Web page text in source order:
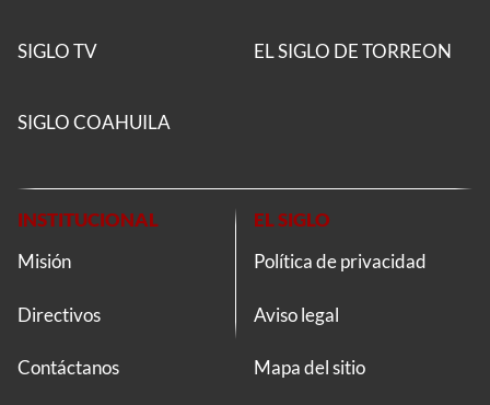
SIGLO TV EL SIGLO DE TORREON
SIGLO COAHUILA
INSTITUCIONAL
Misión
Directivos
Contáctanos
EL SIGLO
Política de privacidad
Aviso legal
Mapa del sitio